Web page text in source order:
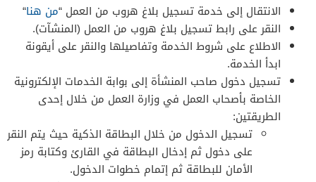
الانتقال إلى خدمة تسجيل بلاغ هروب من العمل “من هنا“
النقر على رابط تسجيل بلاغ هروب من العمل (المنشآت).
الاطلاع على شروط الخدمة وتفاصيلها والنقر على أيقونة
ابدأ الخدمة.
تسجيل دخول صاحب المنشأة إلى بوابة الخدمات الإلكترونية
الخاصة بأصحاب العمل في وزارة العمل من خلال إحدى
الطريقتين:
تسجيل الدخول من خلال البطاقة الذكية حيث يتم النقر
على دخول ثم إدخال البطاقة في القارئ وكتابة رمز
الأمان للبطاقة ثم إتمام خطوات الدخول.